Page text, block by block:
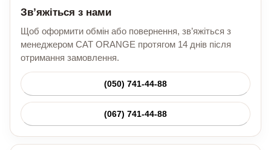
Зв’яжіться з нами
Щоб оформити обмін або повернення, зв’яжіться з
менеджером CAT ORANGE протягом 14 днів після
отримання замовлення.
(050) 741-44-88
(067) 741-44-88